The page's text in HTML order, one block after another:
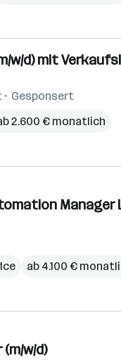
w/d) mit
Gesponsert
2.600 € monatlich
Manager
ab 4.100 €
w/d)